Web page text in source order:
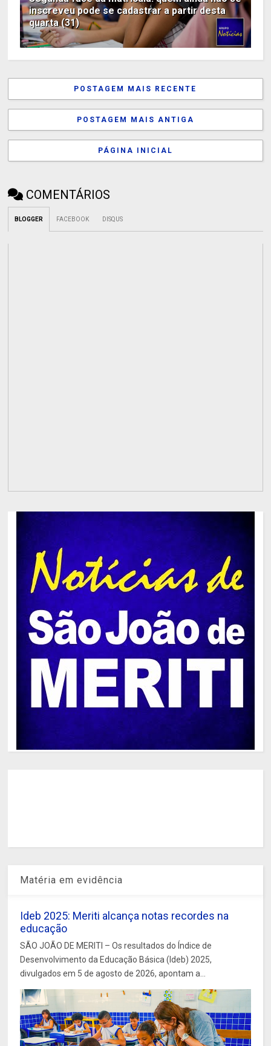
inscreveu pode se cadastrar a partir desta
quarta (31)
POSTAGEM MAIS RECENTE
POSTAGEM MAIS ANTIGA
PÁGINA INICIAL
COMENTÁRIOS
BLOGGER FACEBOOK DISQUS
Matéria em evidência
Ideb 2025: Meriti alcança notas recordes na
educação
SÃO JOÃO DE MERITI – Os resultados do Índice de
Desenvolvimento da Educação Básica (Ideb) 2025,
divulgados em 5 de agosto de 2026, apontam a...